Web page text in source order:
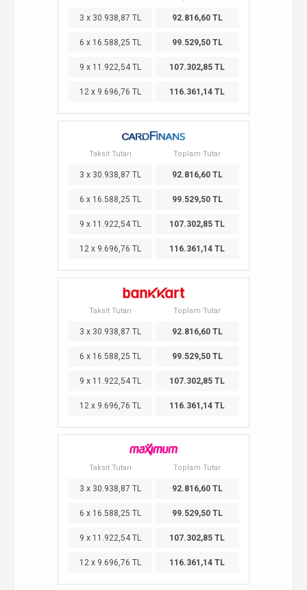
3 x 30.938,87 TL 92.816,60 TL
6 x 16.588,25 TL 99.529,50 TL
9 x 11.922,54 TL 107.302,85 TL
12 x 9.696,76 TL 116.361,14 TL
Taksit Tutarı Toplam Tutar
3 x 30.938,87 TL 92.816,60 TL
6 x 16.588,25 TL 99.529,50 TL
9 x 11.922,54 TL 107.302,85 TL
12 x 9.696,76 TL 116.361,14 TL
Taksit Tutarı Toplam Tutar
3 x 30.938,87 TL 92.816,60 TL
6 x 16.588,25 TL 99.529,50 TL
9 x 11.922,54 TL 107.302,85 TL
12 x 9.696,76 TL 116.361,14 TL
Taksit Tutarı Toplam Tutar
3 x 30.938,87 TL 92.816,60 TL
6 x 16.588,25 TL 99.529,50 TL
9 x 11.922,54 TL 107.302,85 TL
12 x 9.696,76 TL 116.361,14 TL